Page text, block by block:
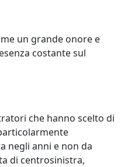
un grande onore e
costante sul
che hanno scelto di
negli anni e non da
di centrosinistra,